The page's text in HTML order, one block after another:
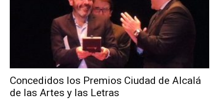
Concedidos los Premios Ciudad de Alcalá
de las Artes y las Letras